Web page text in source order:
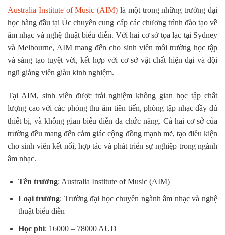
Australia Institute of Music (AIM) là một trong những trường đại
học hàng đầu tại Úc chuyên cung cấp các chương trình đào tạo về
âm nhạc và nghệ thuật biểu diễn. Với hai cơ sở tọa lạc tại Sydney
và Melbourne, AIM mang đến cho sinh viên môi trường học tập
và sáng tạo tuyệt vời, kết hợp với cơ sở vật chất hiện đại và đội
ngũ giảng viên giàu kinh nghiệm.
Tại AIM, sinh viên được trải nghiệm không gian học tập chất
lượng cao với các phòng thu âm tiên tiến, phòng tập nhạc đầy đủ
thiết bị, và không gian biểu diễn đa chức năng. Cả hai cơ sở của
trường đều mang đến cảm giác cộng đồng mạnh mẽ, tạo điều kiện
cho sinh viên kết nối, hợp tác và phát triển sự nghiệp trong ngành
âm nhạc.
Tên trường: Australia Institute of Music (AIM)
Loại trường: Trường đại học chuyên ngành âm nhạc và nghệ
thuật biểu diễn
Học phí: 16000 – 78000 AUD